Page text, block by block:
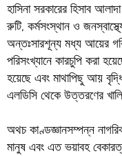
হাসিনা সরকারের হিসাব
রুটি, কর্মসংস্থান ও
অন্তঃসারশূন্য মধ্য আয়ের
পরিসংখ্যানে কারচুপি করা
হয়েছে এবং মাথাপিছু আয়
এলডিসি থেকে উত্তরণের
অথচ কাণ্ডজ্ঞানসম্পন্ন
মানুষ এবং এত ভয়াবহ